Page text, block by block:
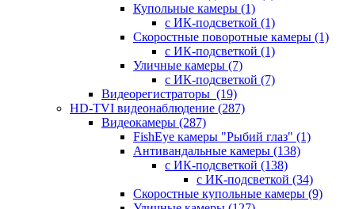
Купольные камеры (1)
с ИК-подсветкой (1)
Скоростные поворотные камеры (1)
с ИК-подсветкой (1)
Уличные камеры (7)
с ИК-подсветкой (7)
Видеорегистраторы (19)
HD-TVI видеонаблюдение (287)
Видеокамеры (287)
FishEye камеры "Рыбий глаз" (1)
Антивандальные камеры (138)
с ИК-подсветкой (138)
с ИК-подсветкой (34)
Скоростные купольные камеры (9)